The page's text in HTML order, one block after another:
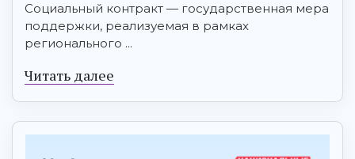
Социальный контракт — государственная мера
поддержки, реализуемая в рамках
регионального ...
Читать далее